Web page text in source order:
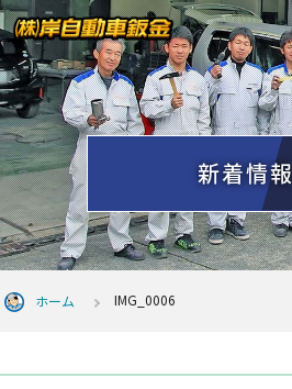
新着情報
ホーム IMG_0006